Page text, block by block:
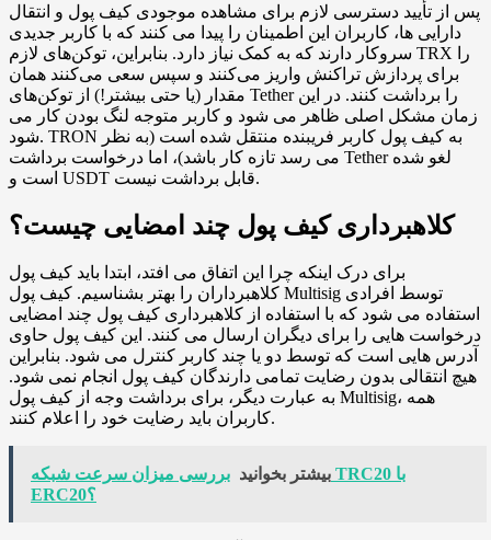
پس از تأیید دسترسی لازم برای مشاهده موجودی کیف پول و انتقال
دارایی ها، کاربران این اطمینان را پیدا می کنند که با کاربر جدیدی
سروکار دارند که به کمک نیاز دارد. بنابراین، توکن‌های لازم TRX را
برای پردازش تراکنش واریز می‌کنند و سپس سعی می‌کنند همان
مقدار (یا حتی بیشتر!) از توکن‌های Tether را برداشت کنند. در این
زمان مشکل اصلی ظاهر می شود و کاربر متوجه لنگ بودن کار می
شود. TRON به کیف پول کاربر فریبنده منتقل شده است (به نظر
می رسد تازه کار باشد)، اما درخواست برداشت Tether لغو شده
است و USDT قابل برداشت نیست.
کلاهبرداری کیف پول چند امضایی چیست؟
برای درک اینکه چرا این اتفاق می افتد، ابتدا باید کیف پول
کلاهبرداران را بهتر بشناسیم. کیف پول Multisig توسط افرادی
استفاده می شود که با استفاده از کلاهبرداری کیف پول چند امضایی
درخواست هایی را برای دیگران ارسال می کنند. این کیف پول حاوی
آدرس هایی است که توسط دو یا چند کاربر کنترل می شود. بنابراین
هیچ انتقالی بدون رضایت تمامی دارندگان کیف پول انجام نمی شود.
به عبارت دیگر، برای برداشت وجه از کیف پول Multisig، همه
کاربران باید رضایت خود را اعلام کنند.
بیشتر بخوانید بررسی میزان سرعت شبکه TRC20 با
ERC20؟